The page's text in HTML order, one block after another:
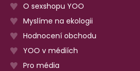
O sexshopu YOO
Myslíme na ekologii
Hodnocení obchodu
YOO v médiích
Pro média